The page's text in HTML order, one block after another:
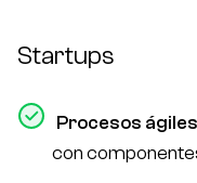
Startups
Procesos ágiles
con